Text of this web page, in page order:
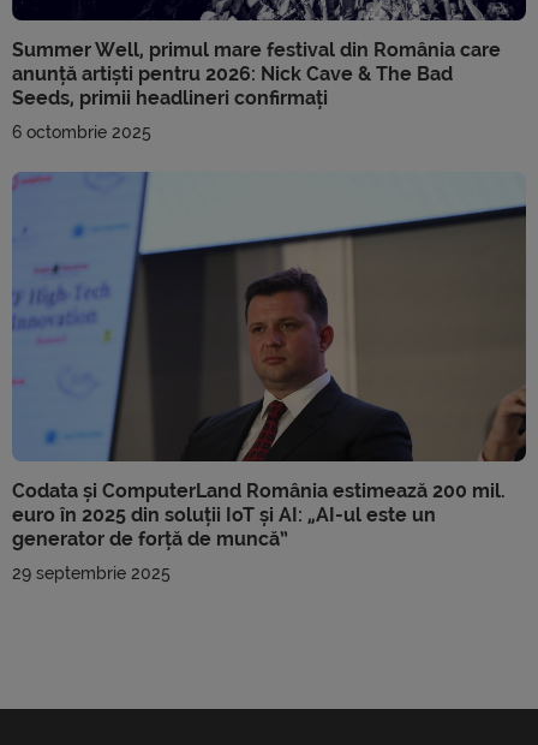
Summer Well, primul mare festival din România care
anunță artiști pentru 2026: Nick Cave & The Bad
Seeds, primii headlineri confirmați
6 octombrie 2025
Codata și ComputerLand România estimează 200 mil.
euro în 2025 din soluții IoT și AI: „AI-ul este un
generator de forță de muncă”
29 septembrie 2025